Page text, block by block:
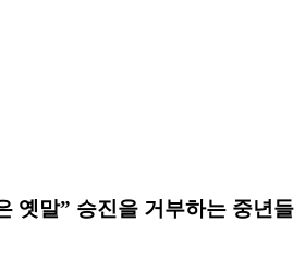
옛말” 승진을 거부하는 중년들